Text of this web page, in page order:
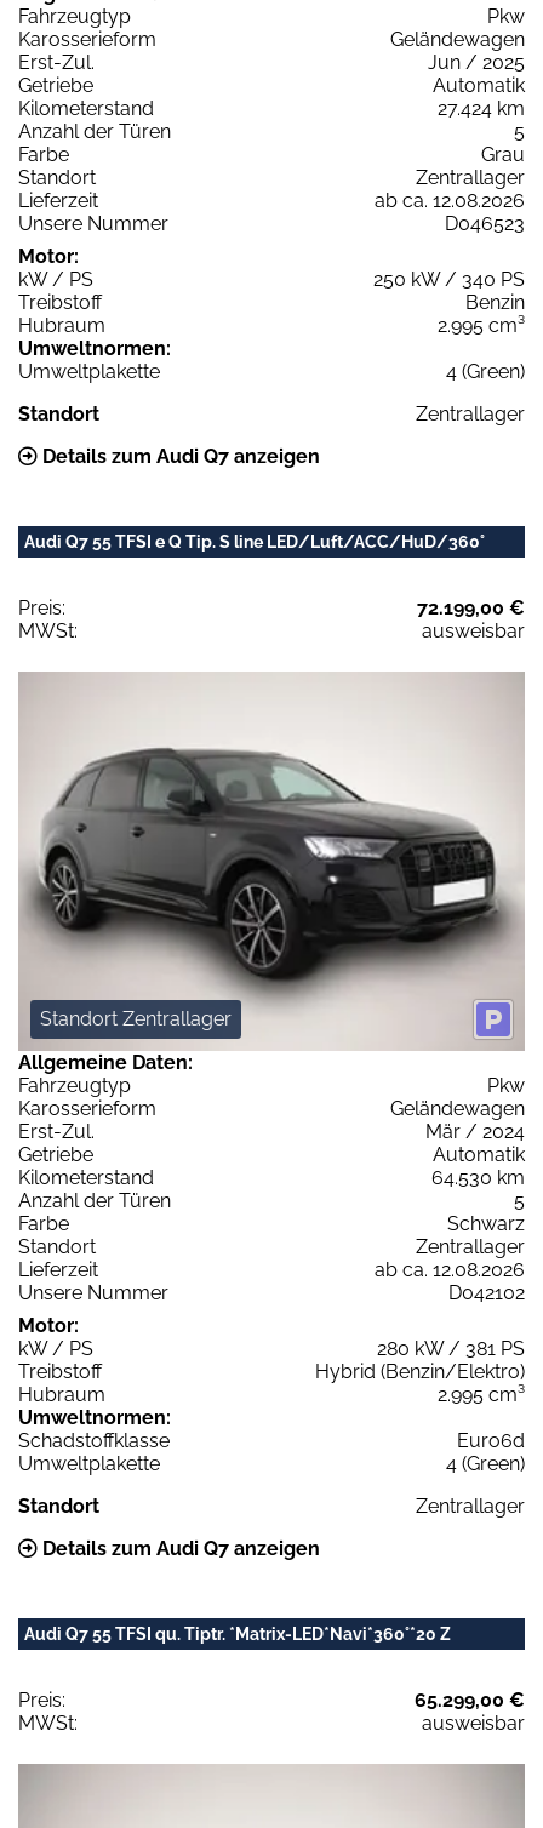
Fahrzeugtyp
Pkw
Karosserieform
Geländewagen
Erst-Zul.
Jun / 2025
Getriebe
Automatik
Kilometerstand
27.424 km
Anzahl der Türen
5
Farbe
Grau
Standort
Zentrallager
Lieferzeit
ab ca. 12.08.2026
Unsere Nummer
D046523
Motor:
kW / PS
250 kW / 340 PS
Treibstoff
Benzin
Hubraum
2.995 cm³
Umweltnormen:
Umweltplakette
4 (Green)
Standort
Zentrallager
Details zum Audi Q7 anzeigen
Audi Q7 55 TFSI e Q Tip. S line LED/Luft/ACC/HuD/360°
Preis:
72.199,00 €
MWSt:
ausweisbar
Standort Zentrallager
Allgemeine Daten:
Fahrzeugtyp
Pkw
Karosserieform
Geländewagen
Erst-Zul.
Mär / 2024
Getriebe
Automatik
Kilometerstand
64.530 km
Anzahl der Türen
5
Farbe
Schwarz
Standort
Zentrallager
Lieferzeit
ab ca. 12.08.2026
Unsere Nummer
D042102
Motor:
kW / PS
280 kW / 381 PS
Treibstoff
Hybrid (Benzin/Elektro)
Hubraum
2.995 cm³
Umweltnormen:
Schadstoffklasse
Euro6d
Umweltplakette
4 (Green)
Standort
Zentrallager
Details zum Audi Q7 anzeigen
Audi Q7 55 TFSI qu. Tiptr. *Matrix-LED*Navi*360°*20 Z
Preis:
65.299,00 €
MWSt:
ausweisbar